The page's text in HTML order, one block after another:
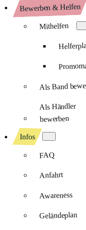
Bewerben & Helfen
Mithelfen
Als Band
Als Händler
bewerben
Infos
FAQ
Anfahrt
Awareness
Geländeplan